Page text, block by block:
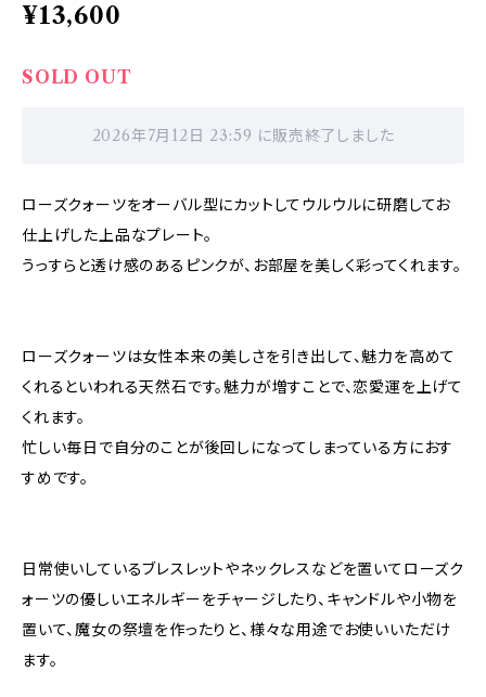
¥13,600
SOLD OUT
2026年7月12日 23:59 に販売終了しました
ローズクォーツをオーバル型にカットしてウルウルに研磨してお
仕上げした上品なプレート。
うっすらと透け感のあるピンクが、お部屋を美しく彩ってくれます。
ローズクォーツは女性本来の美しさを引き出して、魅力を高めて
くれるといわれる天然石です。魅力が増すことで、恋愛運を上げて
くれます。
忙しい毎日で自分のことが後回しになってしまっている方におす
すめです。
日常使いしているブレスレットやネックレスなどを置いてローズク
ォーツの優しいエネルギーをチャージしたり、キャンドルや小物を
置いて、魔女の祭壇を作ったりと、様々な用途でお使いいただけ
ます。